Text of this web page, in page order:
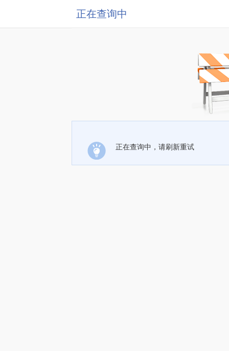
正在查询中
正在查询中，请刷新重试